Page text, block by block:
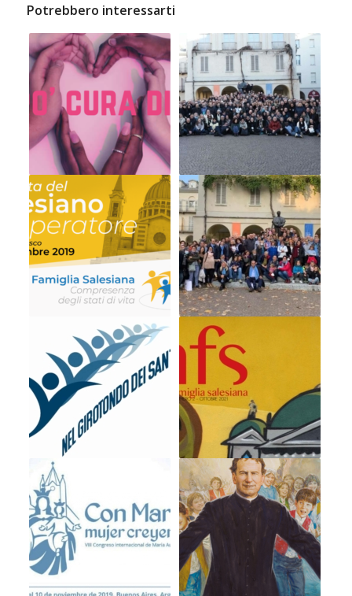
Potrebbero interessarti